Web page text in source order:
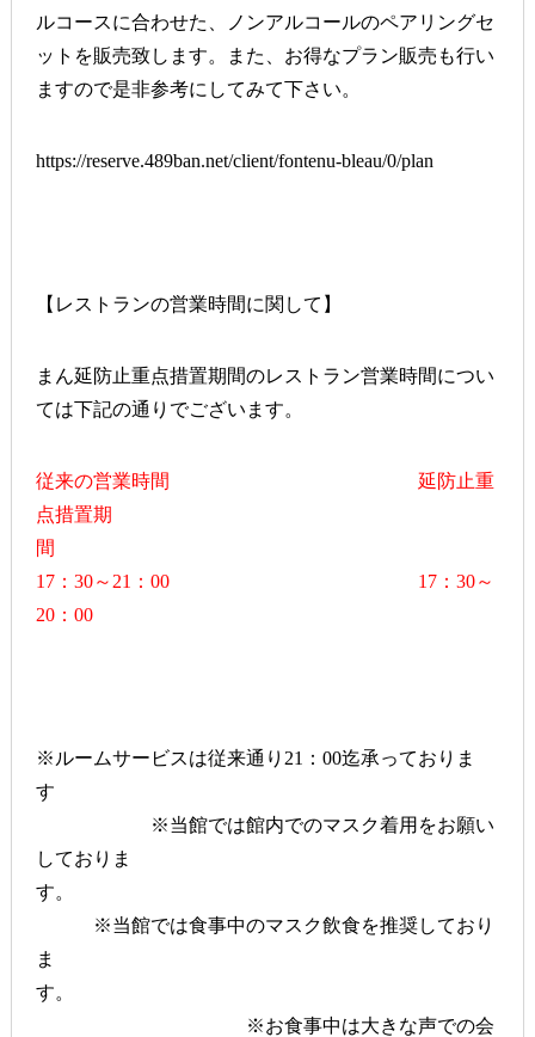
ルコースに合わせた、ノンアルコールのペアリングセ
ットを販売致します。また、お得なプラン販売も行い
ますので是非参考にしてみて下さい。
https://reserve.489ban.net/client/fontenu-bleau/0/plan
【レストランの営業時間に関して】
まん延防止重点措置期間のレストラン営業時間につい
ては下記の通りでございます。
従来の営業時間 延防止重
点措置期
間
17：30～21：00 17：30～
20：00
※ルームサービスは従来通り21：00迄承っておりま
す
※当館では館内でのマスク着用をお願い
しておりま
す。
※当館では食事中のマスク飲食を推奨しており
ま
す。
※お食事中は大きな声での会